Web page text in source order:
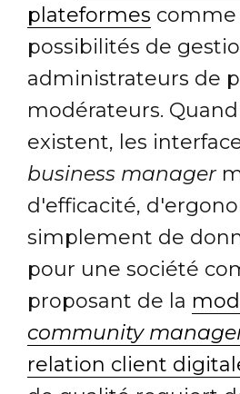
plateformes comme
possibilités de
administrateurs de
modérateurs.
existent, les
business manager
d'efficacité,
simplement de
pour une société
proposant de la
community
relation client